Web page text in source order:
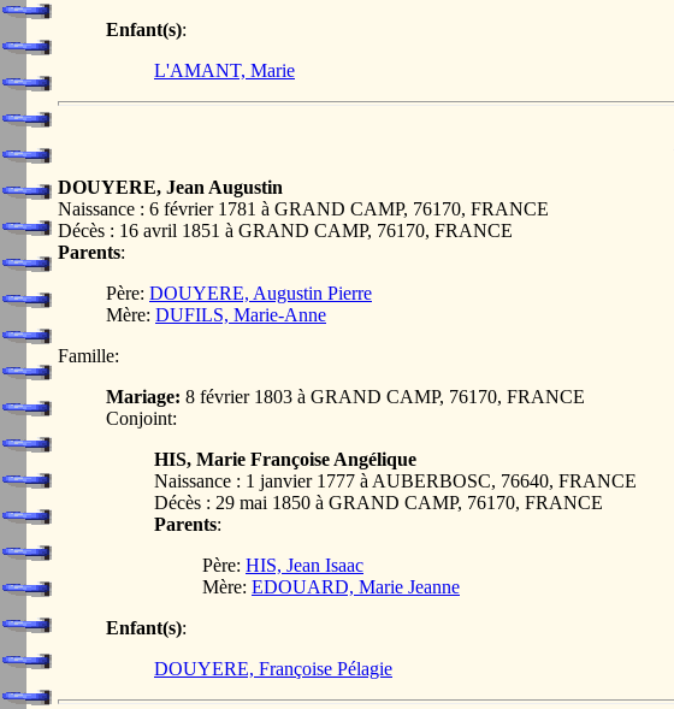
Enfant(s):
L'AMANT, Marie
DOUYERE, Jean Augustin
Naissance : 6 février 1781 à GRAND CAMP, 76170, FRANCE
Décès : 16 avril 1851 à GRAND CAMP, 76170, FRANCE
Parents:
Père: DOUYERE, Augustin Pierre
Mère: DUFILS, Marie-Anne
Famille:
Mariage: 8 février 1803 à GRAND CAMP, 76170, FRANCE
Conjoint:
HIS, Marie Françoise Angélique
Naissance : 1 janvier 1777 à AUBERBOSC, 76640, FRANCE
Décès : 29 mai 1850 à GRAND CAMP, 76170, FRANCE
Parents:
Père: HIS, Jean Isaac
Mère: EDOUARD, Marie Jeanne
Enfant(s):
DOUYERE, Françoise Pélagie